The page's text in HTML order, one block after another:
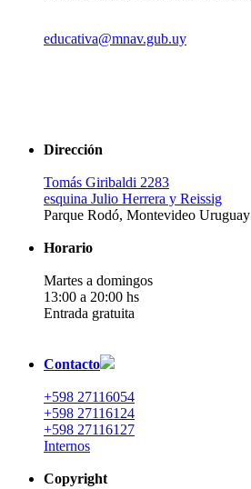
educativa@mnav.gub.uy
Dirección
Tomás Giribaldi 2283
esquina Julio Herrera y Reissig
Parque Rodó, Montevideo Uruguay
Horario
Martes a domingos
13:00 a 20:00 hs
Entrada gratuita
Contacto
+598 27116054
+598 27116124
+598 27116127
Internos
Copyright